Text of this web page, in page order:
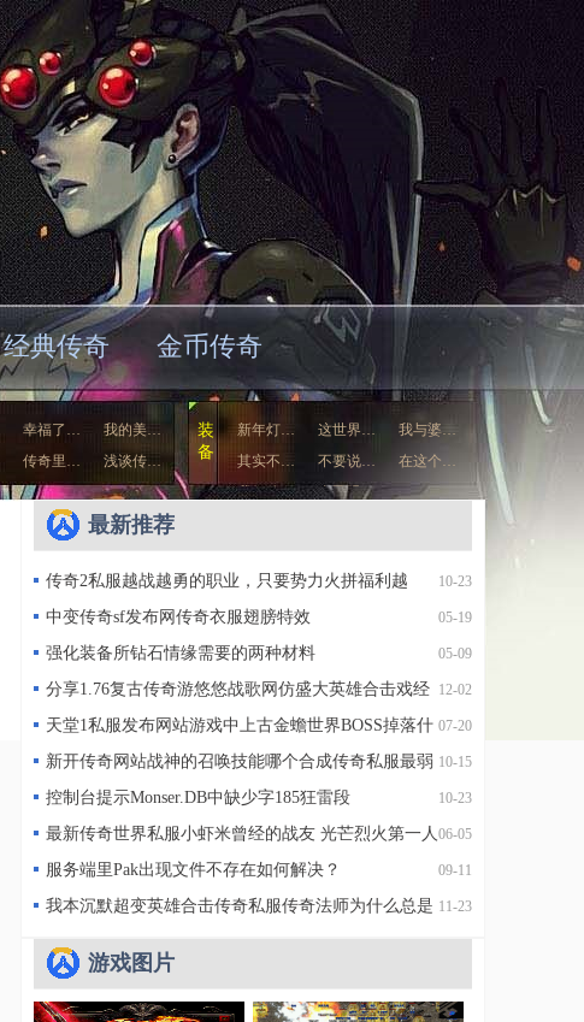
经典传奇 金币传奇
幸福了…
我的美…
传奇里… 浅谈传…
装
备
新年灯… 这世界…
我与婆…
其实不…
不要说…
在这个…
我们聊…
自己眼…
最新推荐
10-23
传奇2私服越战越勇的职业，只要势力火拼福利越
好。
05-19
中变传奇sf发布网传奇衣服翅膀特效
05-09
强化装备所钻石情缘需要的两种材料
12-02
分享1.76复古传奇游悠悠战歌网仿盛大英雄合击戏经
找超变传奇网站历
07-20
天堂1私服发布网站游戏中上古金蟾世界BOSS掉落什
么？
10-15
新开传奇网站战神的召唤技能哪个合成传奇私服最弱
呢？
10-23
控制台提示Monser.DB中缺少字185狂雷段
06-05
最新传奇世界私服小虾米曾经的战友 光芒烈火第一人
保镖
09-11
服务端里Pak出现文件不存在如何解决？
11-23
我本沉默超变英雄合击传奇私服传奇法师为什么总是
会被欺负
游戏图片